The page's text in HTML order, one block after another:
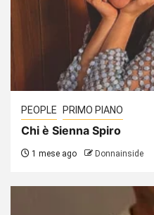
PEOPLE PRIMO PIANO
Chi è Sienna Spiro
1 mese ago Donnainside